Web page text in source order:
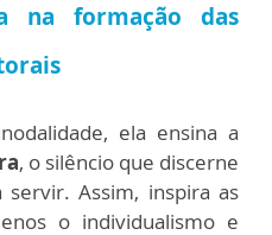
na formação das
ela ensina a
, o silêncio que discerne
Assim, inspira as
o individualismo e